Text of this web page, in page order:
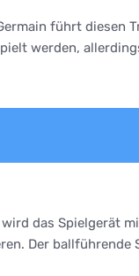
führt diesen
werden,
das Spielgerät
Der